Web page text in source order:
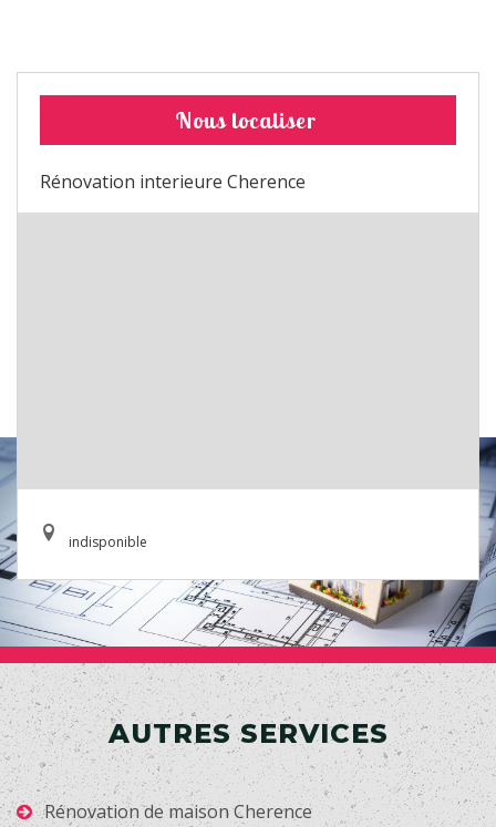
Nous localiser
Rénovation interieure Cherence
indisponible
AUTRES SERVICES
Rénovation de maison Cherence